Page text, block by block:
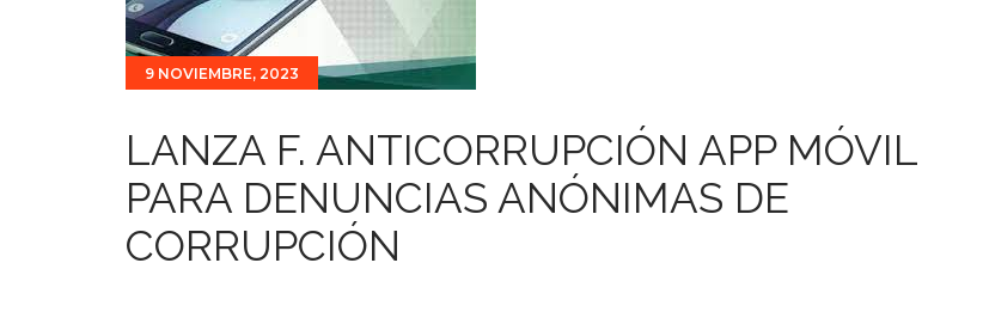
9 NOVIEMBRE, 2023
LANZA F. ANTICORRUPCIÓN APP MÓVIL
PARA DENUNCIAS ANÓNIMAS DE
CORRUPCIÓN